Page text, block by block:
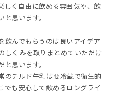
しく自由に飲める雰囲気や、飲
思います。
んでもらうのは良いアイデア
しくみを取りまとめていただけ
思います。
のチルド牛乳は要冷蔵で衛生的
でも安心して飲めるロングライ